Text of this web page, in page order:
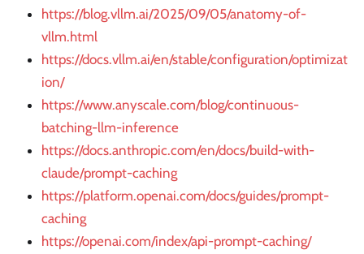
https://blog.vllm.ai/2025/09/05/anatomy-of-
vllm.html
https://docs.vllm.ai/en/stable/configuration/optimizat
ion/
https://www.anyscale.com/blog/continuous-
batching-llm-inference
https://docs.anthropic.com/en/docs/build-with-
claude/prompt-caching
https://platform.openai.com/docs/guides/prompt-
caching
https://openai.com/index/api-prompt-caching/